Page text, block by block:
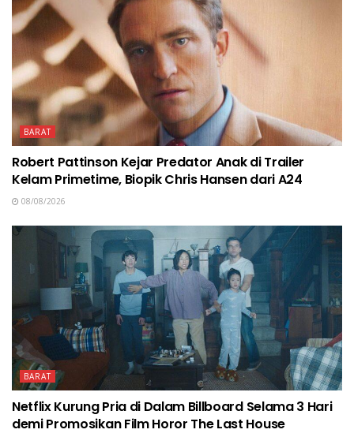
BARAT
Robert Pattinson Kejar Predator Anak di Trailer
Kelam Primetime, Biopik Chris Hansen dari A24
08/08/2026
BARAT
Netflix Kurung Pria di Dalam Billboard Selama 3 Hari
demi Promosikan Film Horor The Last House